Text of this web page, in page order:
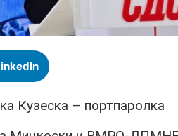
Кузеска – портпаролка